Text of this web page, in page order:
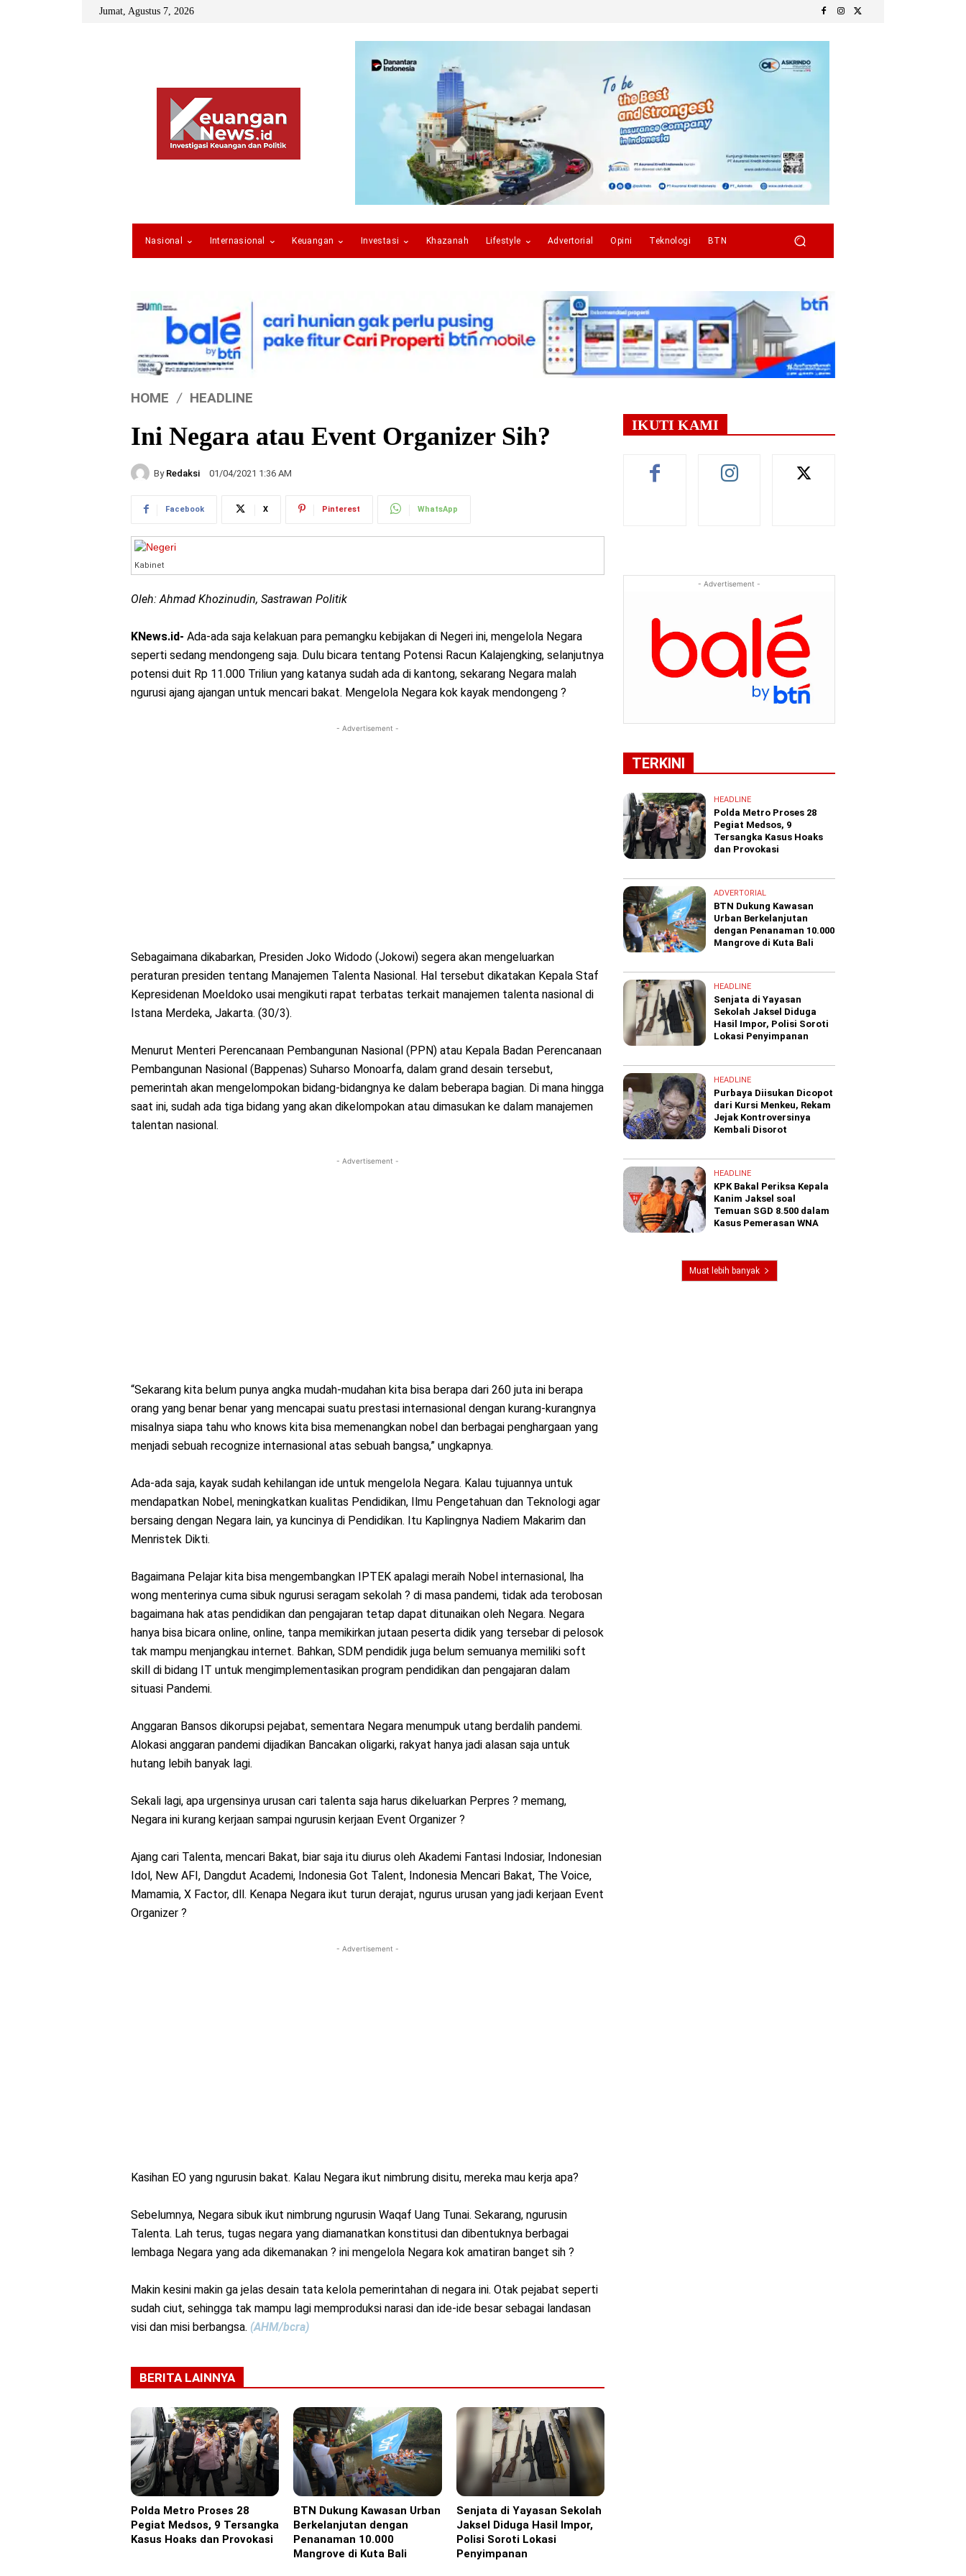
Jumat, Agustus 7, 2026
Nasional Internasional Keuangan Investasi Khazanah Lifestyle Advertorial Opini Teknologi BTN
HOME HEADLINE
Ini Negara atau Event Organizer Sih?
By Redaksi 01/04/2021 1:36 AM
Facebook X Pinterest WhatsApp
Kabinet
Oleh:Ahmad Khozinudin, Sastrawan Politik
KNews.id- Ada-ada saja kelakuan para pemangku kebijakan di Negeri ini, mengelola Negara
seperti sedang mendongeng saja. Dulu bicara tentang Potensi Racun Kalajengking, selanjutnya
potensi duit Rp 11.000 Triliun yang katanya sudah ada di kantong, sekarang Negara malah
ngurusi ajang ajangan untuk mencari bakat. Mengelola Negara kok kayak mendongeng ?
- Advertisement -
Sebagaimana dikabarkan, Presiden Joko Widodo (Jokowi) segera akan mengeluarkan
peraturan presiden tentang Manajemen Talenta Nasional. Hal tersebut dikatakan Kepala Staf
Kepresidenan Moeldoko usai mengikuti rapat terbatas terkait manajemen talenta nasional di
Istana Merdeka, Jakarta. (30/3).
Menurut Menteri Perencanaan Pembangunan Nasional (PPN) atau Kepala Badan Perencanaan
Pembangunan Nasional (Bappenas) Suharso Monoarfa, dalam grand desain tersebut,
pemerintah akan mengelompokan bidang-bidangnya ke dalam beberapa bagian. Di mana hingga
saat ini, sudah ada tiga bidang yang akan dikelompokan atau dimasukan ke dalam manajemen
talentan nasional.
- Advertisement -
“Sekarang kita belum punya angka mudah-mudahan kita bisa berapa dari 260 juta ini berapa
orang yang benar benar yang mencapai suatu prestasi internasional dengan kurang-kurangnya
misalnya siapa tahu who knows kita bisa memenangkan nobel dan berbagai penghargaan yang
menjadi sebuah recognize internasional atas sebuah bangsa,” ungkapnya.
Ada-ada saja, kayak sudah kehilangan ide untuk mengelola Negara. Kalau tujuannya untuk
mendapatkan Nobel, meningkatkan kualitas Pendidikan, Ilmu Pengetahuan dan Teknologi agar
bersaing dengan Negara lain, ya kuncinya di Pendidikan. Itu Kaplingnya Nadiem Makarim dan
Menristek Dikti.
Bagaimana Pelajar kita bisa mengembangkan IPTEK apalagi meraih Nobel internasional, lha
wong menterinya cuma sibuk ngurusi seragam sekolah ? di masa pandemi, tidak ada terobosan
bagaimana hak atas pendidikan dan pengajaran tetap dapat ditunaikan oleh Negara. Negara
hanya bisa bicara online, online, tanpa memikirkan jutaan peserta didik yang tersebar di pelosok
tak mampu menjangkau internet. Bahkan, SDM pendidik juga belum semuanya memiliki soft
skill di bidang IT untuk mengimplementasikan program pendidikan dan pengajaran dalam
situasi Pandemi.
Anggaran Bansos dikorupsi pejabat, sementara Negara menumpuk utang berdalih pandemi.
Alokasi anggaran pandemi dijadikan Bancakan oligarki, rakyat hanya jadi alasan saja untuk
hutang lebih banyak lagi.
Sekali lagi, apa urgensinya urusan cari talenta saja harus dikeluarkan Perpres ? memang,
Negara ini kurang kerjaan sampai ngurusin kerjaan Event Organizer ?
Ajang cari Talenta, mencari Bakat, biar saja itu diurus oleh Akademi Fantasi Indosiar, Indonesian
Idol, New AFI, Dangdut Academi, Indonesia Got Talent, Indonesia Mencari Bakat, The Voice,
Mamamia, X Factor, dll. Kenapa Negara ikut turun derajat, ngurus urusan yang jadi kerjaan Event
Organizer ?
- Advertisement -
Kasihan EO yang ngurusin bakat. Kalau Negara ikut nimbrung disitu, mereka mau kerja apa?
Sebelumnya, Negara sibuk ikut nimbrung ngurusin Waqaf Uang Tunai. Sekarang, ngurusin
Talenta. Lah terus, tugas negara yang diamanatkan konstitusi dan dibentuknya berbagai
lembaga Negara yang ada dikemanakan ? ini mengelola Negara kok amatiran banget sih ?
Makin kesini makin ga jelas desain tata kelola pemerintahan di negara ini. Otak pejabat seperti
sudah ciut, sehingga tak mampu lagi memproduksi narasi dan ide-ide besar sebagai landasan
visi dan misi berbangsa. (AHM/bcra)
BERITA LAINNYA
Headline
Polda Metro Proses 28
Pegiat Medsos, 9 Tersangka
Kasus Hoaks dan Provokasi
Advertorial
BTN Dukung Kawasan Urban
Berkelanjutan dengan
Penanaman 10.000
Mangrove di Kuta Bali
Headline
Senjata di Yayasan Sekolah
Jaksel Diduga Hasil Impor,
Polisi Soroti Lokasi
Penyimpanan
IKUTI KAMI
- Advertisement -
TERKINI
HEADLINE
Polda Metro Proses 28
Pegiat Medsos, 9
Tersangka Kasus Hoaks
dan Provokasi
ADVERTORIAL
BTN Dukung Kawasan
Urban Berkelanjutan
dengan Penanaman 10.000
Mangrove di Kuta Bali
HEADLINE
Senjata di Yayasan
Sekolah Jaksel Diduga
Hasil Impor, Polisi Soroti
Lokasi Penyimpanan
HEADLINE
Purbaya Diisukan Dicopot
dari Kursi Menkeu, Rekam
Jejak Kontroversinya
Kembali Disorot
HEADLINE
KPK Bakal Periksa Kepala
Kanim Jaksel soal
Temuan SGD 8.500 dalam
Kasus Pemerasan WNA
Muat lebih banyak